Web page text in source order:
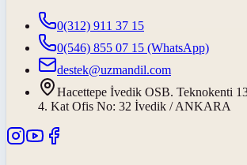
0(312) 911 37 15
0(546) 855 07 15 (WhatsApp)
destek@uzmandil.com
Hacettepe İvedik OSB. Teknokenti
4. Kat Ofis No: 32 İvedik / ANKARA